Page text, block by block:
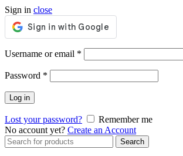
Sign in close
Username or email *
Password *
Log in
Lost your password?
Remember me
No account yet? Create an Account
Search
for:
Search